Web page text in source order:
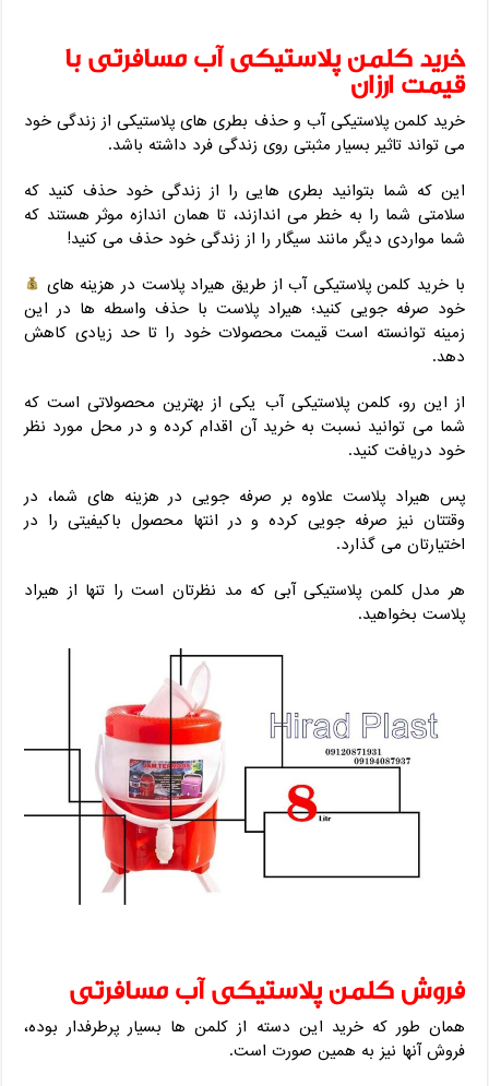
خرید کلمن پلاستیکی آب مسافرتی با
قیمت ارزان
خرید کلمن پلاستیکی آب و حذف بطری های پلاستیکی از زندگی خود
می تواند تاثیر بسیار مثبتی روی زندگی فرد داشته باشد.
این که شما بتوانید بطری هایی را از زندگی خود حذف کنید که
سلامتی شما را به خطر می اندازند، تا همان اندازه موثر هستند که
شما مواردی دیگر مانند سیگار را از زندگی خود حذف می کنید!
با خرید کلمن پلاستیکی آب از طریق هیراد پلاست در هزینه های
خود صرفه جویی کنید؛ هیراد پلاست با حذف واسطه ها در این
زمینه توانسته است قیمت محصولات خود را تا حد زیادی کاهش
دهد.
از این رو، کلمن پلاستیکی آب یکی از بهترین محصولاتی است که
شما می توانید نسبت به خرید آن اقدام کرده و در محل مورد نظر
خود دریافت کنید.
پس هیراد پلاست علاوه بر صرفه جویی در هزینه های شما، در
وقتتان نیز صرفه جویی کرده و در انتها محصول باکیفیتی را در
اختیارتان می گذارد.
هر مدل کلمن پلاستیکی آبی که مد نظرتان است را تنها از هیراد
پلاست بخواهید.
فروش کلمن پلاستیکی آب مسافرتی
همان طور که خرید این دسته از کلمن ها بسیار پرطرفدار بوده،
فروش آنها نیز به همین صورت است.